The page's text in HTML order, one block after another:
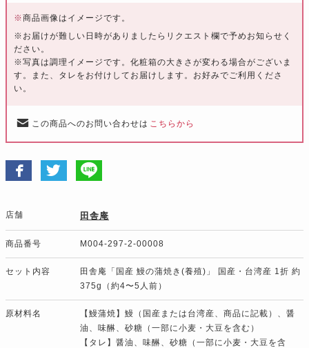
※商品画像はイメージです。
※お届けが難しい日時がありましたらリクエスト欄で予めお知らせく
ださい。
※写真は調理イメージです。化粧箱の大きさが変わる場合がございま
す。また、タレをお付けしてお届けします。お好みでご利用くださ
い。
この商品へのお問い合わせは こちらから
店舗 田舎庵
商品番号 M004-297-2-00008
セット内容
田舎庵「国産 鰻の蒲焼き(養殖)」 国産・台湾産 1折 約
375g（約4〜5人前）
原材料名
【鰻蒲焼】鰻（国産または台湾産、商品に記載）、醤
油、味醂、砂糖（一部に小麦・大豆を含む）
【タレ】醤油、味醂、砂糖（一部に小麦・大豆を含